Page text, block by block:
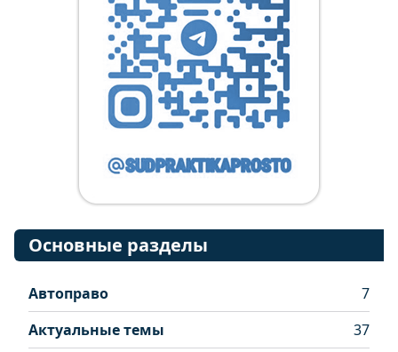
Основные разделы
Автоправо
7
Актуальные темы
37